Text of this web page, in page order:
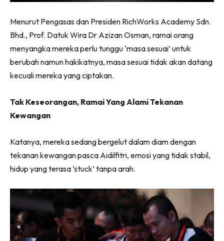
Menurut Pengasas dan Presiden RichWorks Academy Sdn.
Bhd., Prof. Datuk Wira Dr Azizan Osman, ramai orang
menyangka mereka perlu tunggu ‘masa sesuai’ untuk
berubah namun hakikatnya, masa sesuai tidak akan datang
kecuali mereka yang ciptakan.
Tak Keseorangan, Ramai Yang Alami Tekanan
Kewangan
Katanya, mereka sedang bergelut dalam diam dengan
tekanan kewangan pasca Aidilfitri, emosi yang tidak stabil,
hidup yang terasa ‘stuck’ tanpa arah.